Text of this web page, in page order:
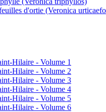
d'ortie (Veronica
Hilaire - Volume 1
Hilaire - Volume 2
Hilaire - Volume 3
Hilaire - Volume 4
Hilaire - Volume 5
Hilaire - Volume 6